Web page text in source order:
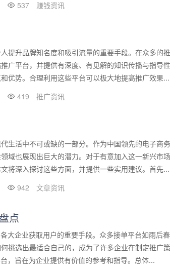
537 赚钱资讯
提升品牌知名度和吸引流量的重要手段。在众多的
广平台，并提供有深度、有见解的知识传播与指导
优势。合理利用这些平台可以极大地提高推广效果...
419 推广资讯
生活中不可或缺的一部分。作为中国领先的电子商
域也展现出巨大的潜力。对于有意加入这一新兴市
将深入探讨这些方面，并提供一些实用建议。首先...
942 文章资讯
点
大企业获取用户的重要手段。众多接单平台如雨后
挑选出最适合自己的，成为了许多企业在制定推广策
，旨在为企业提供有价值的参考和指导。总体...